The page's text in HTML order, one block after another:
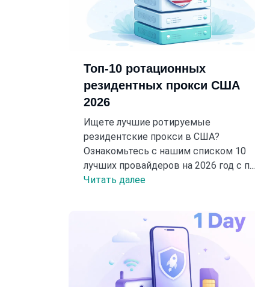
Топ-10 ротационных
резидентных прокси США
2026
Ищете лучшие ротируемые
резидентские прокси в США?
Ознакомьтесь с нашим списком 10
лучших провайдеров на 2026 год с п...
Читать далее